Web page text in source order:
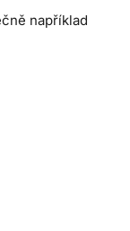
například